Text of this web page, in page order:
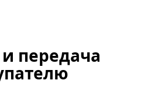
передача